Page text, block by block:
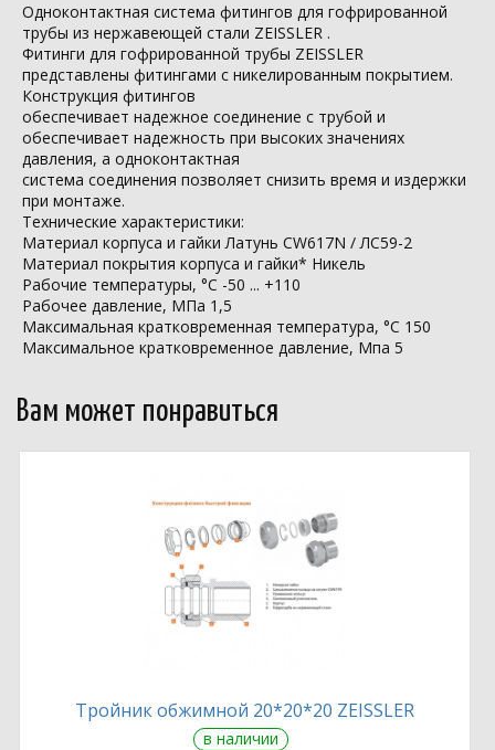
Одноконтактная система фитингов для гофрированной
трубы из нержавеющей стали ZEISSLER .
Фитинги для гофрированной трубы ZEISSLER
представлены фитингами с никелированным покрытием.
Конструкция фитингов
обеспечивает надежное соединение с трубой и
обеспечивает надежность при высоких значениях
давления, а одноконтактная
система соединения позволяет снизить время и издержки
при монтаже.
Технические характеристики:
Материал корпуса и гайки Латунь CW617N / ЛС59-2
Материал покрытия корпуса и гайки* Никель
Рабочие температуры, °С -50 ... +110
Рабочее давление, МПа 1,5
Максимальная кратковременная температура, °С 150
Максимальное кратковременное давление, Мпа 5
Вам может понравиться
Тройник обжимной 20*20*20 ZEISSLER
в наличии